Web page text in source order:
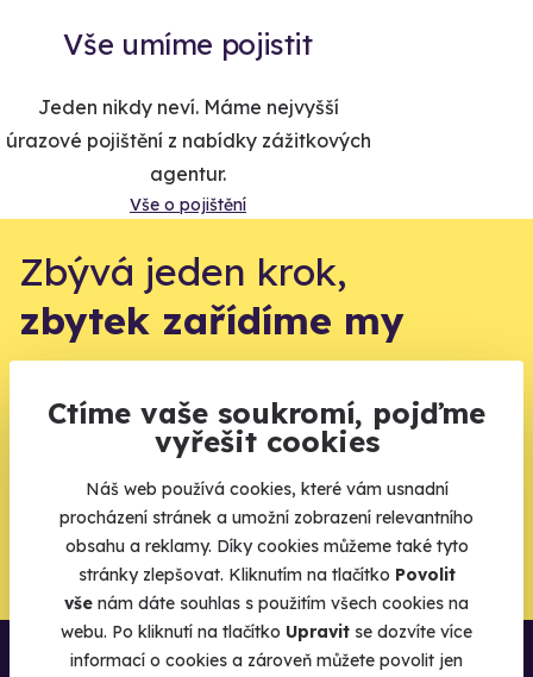
Ctíme vaše soukromí, pojďme
vyřešit cookies
Náš web používá cookies, které vám usnadní
procházení stránek a umožní zobrazení relevantního
obsahu a reklamy. Díky cookies můžeme také tyto
stránky zlepšovat. Kliknutím na tlačítko Povolit
vše nám dáte souhlas s použitím všech cookies na
webu. Po kliknutí na tlačítko Upravit se dozvíte více
informací o cookies a zároveň můžete povolit jen
Vše umíme pojistit
Jeden nikdy neví. Máme nejvyšší
úrazové pojištění z nabídky zážitkových
agentur.
Vše o pojištění
Zbývá jeden krok,
zbytek zařídíme my
do toho.
Chci být u toho